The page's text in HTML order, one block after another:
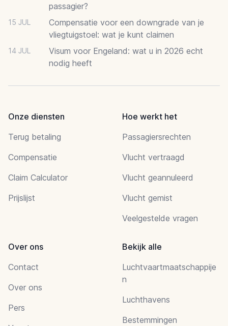
passagier?
15 JUL
Compensatie voor een downgrade van je
vliegtuigstoel: wat je kunt claimen
14 JUL
Visum voor Engeland: wat u in 2026 echt
nodig heeft
Onze diensten
Terug betaling
Compensatie
Claim Calculator
Prijslijst
Hoe werkt het
Passagiersrechten
Vlucht vertraagd
Vlucht geannuleerd
Vlucht gemist
Veelgestelde vragen
Over ons
Contact
Over ons
Pers
Bekijk alle
Luchtvaartmaatschappije
n
Luchthavens
Bestemmingen